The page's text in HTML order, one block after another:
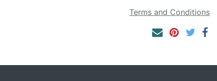
Terms and Conditions